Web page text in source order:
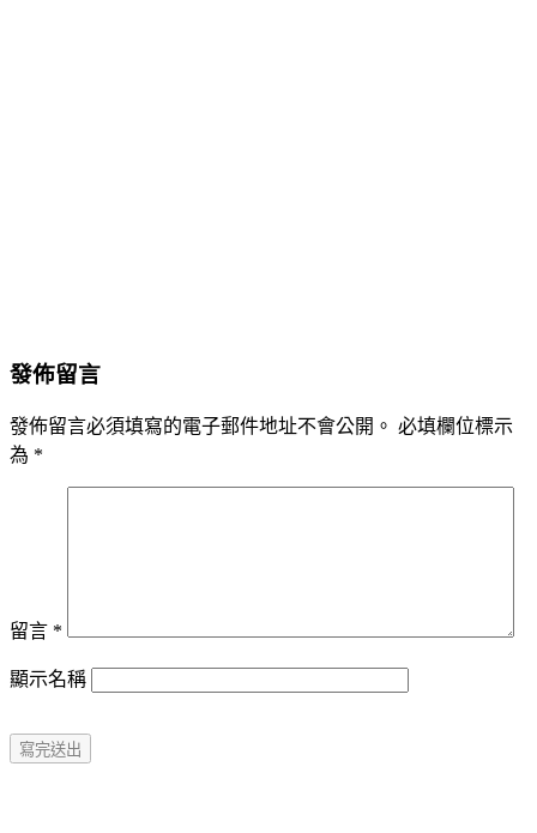
發佈留言
發佈留言必須填寫的電子郵件地址不會公開。 必填欄位標示
為 *
留言 *
顯示名稱